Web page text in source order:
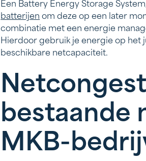
Een Battery Energy Storage
batterijen om deze op een later
combinatie met een energie
Hierdoor gebruik je energie op het
beschikbare netcapaciteit.
bestaande
MKB-